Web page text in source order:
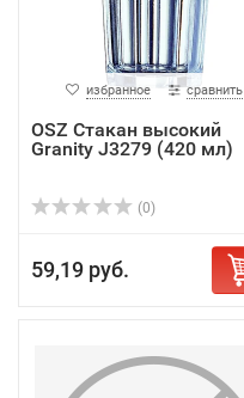
избранное сравнить
OSZ Стакан высокий
Granity J3279 (420 мл)
(0)
59,19 руб.